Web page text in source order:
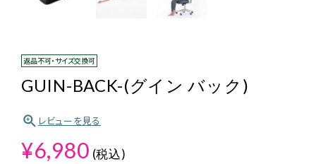
返品不可・サイズ交換可
GUIN-BACK-(グイン バック)
レビューを見る
¥6,980 (税込)